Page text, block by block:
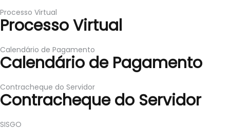
Processo Virtual
Processo Virtual
Calendário de Pagamento
Calendário de Pagamento
Contracheque do Servidor
Contracheque do Servidor
SISGO